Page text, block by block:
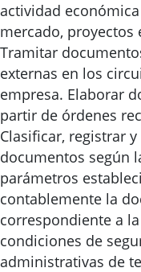
actividad
mercado, proyectos
Tramitar
externas en los
empresa. Elaborar
partir de órdenes
Clasificar, registrar
documentos según
parámetros
contablemente la
correspondiente a
condiciones de
administrativas de